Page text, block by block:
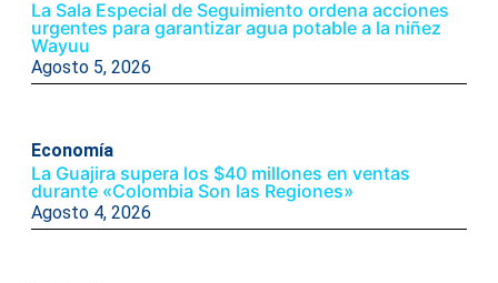
La Sala Especial de Seguimiento ordena acciones
urgentes para garantizar agua potable a la niñez
Wayuu
Agosto 5, 2026
Economía
La Guajira supera los $40 millones en ventas
durante «Colombia Son las Regiones»
Agosto 4, 2026